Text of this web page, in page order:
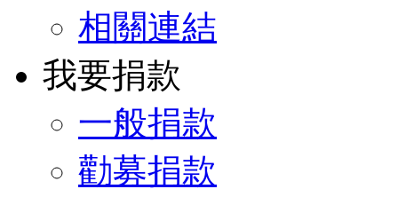
相關連結
我要捐款
一般捐款
勸募捐款